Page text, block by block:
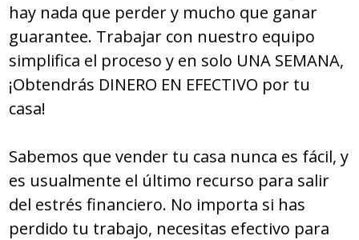
hay nada que perder y mucho que ganar
guarantee. Trabajar con nuestro equipo
simplifica el proceso y en solo UNA SEMANA,
¡Obtendrás DINERO EN EFECTIVO por tu
casa!
Sabemos que vender tu casa nunca es fácil, y
es usualmente el último recurso para salir
del estrés financiero. No importa si has
perdido tu trabajo, necesitas efectivo para